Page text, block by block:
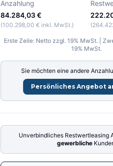
Anzahlung
84.284,03 €
(100.298,00 € inkl. MwSt.) (
Erste Zeile: Netto zzgl. 19% MwSt. |
19% MwSt.
Sie möchten eine andere
Persönliches Angebot
Unverbindliches Restwertleasing
gewerbliche